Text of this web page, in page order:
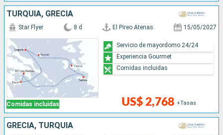
TURQUÍA, GRECIA
Comidas incluidas
Star Flyer 8 d El Pireo Atenas 15/05/2027
US$ 2,768 +Tasas
Servicio de mayordomo 24/24
Experiencia Gourmet
Comidas incluidas
GRECIA, TURQUÍA